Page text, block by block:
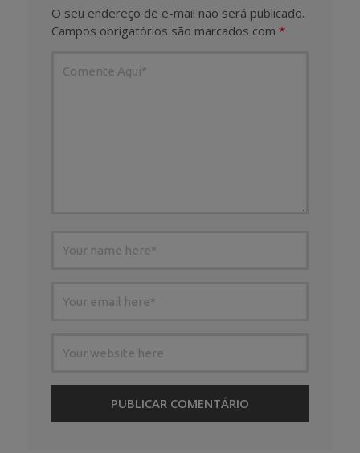
O seu endereço de e-mail não será publicado.
Campos obrigatórios são marcados com *